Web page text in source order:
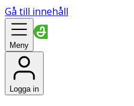
Gå till innehåll
Meny
Logga in